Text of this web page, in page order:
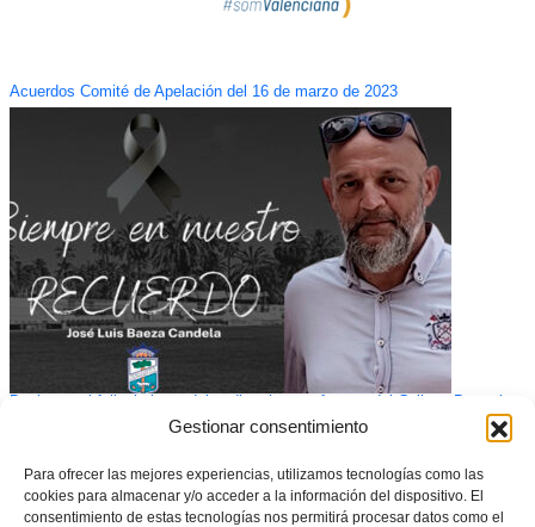
Gestionar consentimiento
Para ofrecer las mejores experiencias, utilizamos tecnologías como las
cookies para almacenar y/o acceder a la información del dispositivo. El
consentimiento de estas tecnologías nos permitirá procesar datos como el
Acuerdos Comité de Apelación del 16 de marzo de 2023
Duelo por el fallecimiento del exdirectivo y referente del Callosa Deportiva
José Luis Baeza Candela